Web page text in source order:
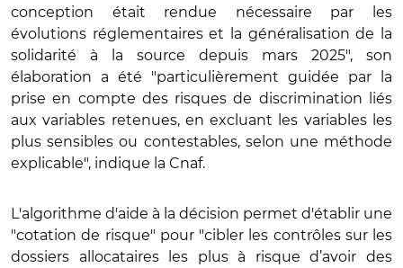
conception était rendue nécessaire par les
évolutions réglementaires et la généralisation de la
solidarité à la source depuis mars 2025", son
élaboration a été "particulièrement guidée par la
prise en compte des risques de discrimination liés
aux variables retenues, en excluant les variables les
plus sensibles ou contestables, selon une méthode
explicable", indique la Cnaf.
L'algorithme d'aide à la décision permet d'établir une
"cotation de risque" pour "cibler les contrôles sur les
dossiers allocataires les plus à risque d’avoir des